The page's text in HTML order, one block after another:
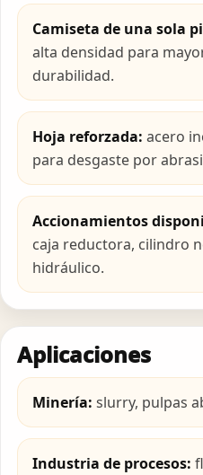
Camiseta de una sola
alta densidad para
durabilidad.
Hoja reforzada: acero
para desgaste por
Accionamientos
caja reductora, cilindro
hidráulico.
Aplicaciones
Minería: slurry, pulpas
Industria de procesos: